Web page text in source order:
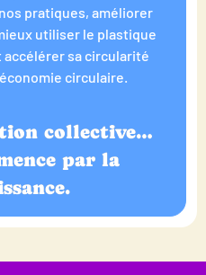
pratiques, améliorer
utiliser le plastique
sa circularité
circulaire.
collective…
par la